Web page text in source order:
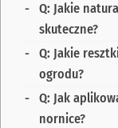
Q: Jakie
skuteczne?
Q: Jakie
ogrodu?
Q: Jak
nornice?